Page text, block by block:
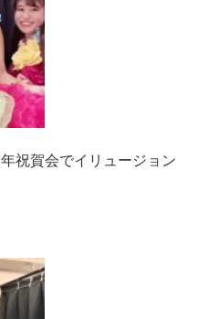
祝賀会でイリュージョン